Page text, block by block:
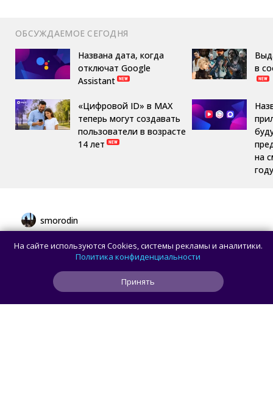
ОБСУЖДАЕМОЕ СЕГОДНЯ
Названа дата, когда
отключат Google
Assistant
«Цифровой ID» в MAX
теперь могут создавать
пользователи в возрасте
14 лет
в
на
году
smorodin
Первым устройством OpenAI станет
умная колонка в виде пончика —
Bloomberg
На сайте используются Cookies, системы рекламы и аналитики.
Политика конфиденциальности
Принять